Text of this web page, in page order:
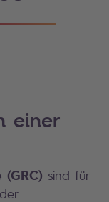
einer
sind für